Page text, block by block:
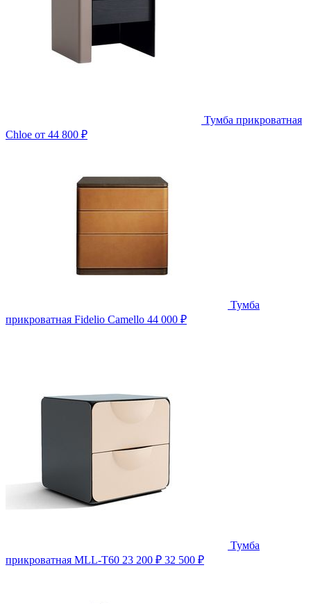
Тумба прикроватная
Chloe от 44 800 ₽
Тумба
прикроватная Fidelio Camello 44 000 ₽
Тумба
прикроватная MLL-T60 23 200 ₽ 32 500 ₽